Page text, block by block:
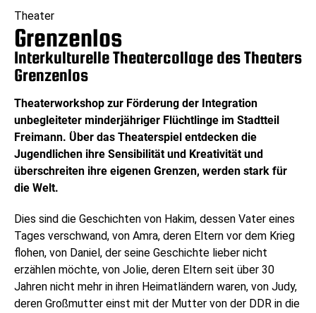
Theater
Grenzenlos
Interkulturelle Theatercollage des Theaters
Grenzenlos
Theaterworkshop zur Förderung der Integration
unbegleiteter minderjähriger Flüchtlinge im Stadtteil
Freimann. Über das Theaterspiel entdecken die
Jugendlichen ihre Sensibilität und Kreativität und
überschreiten ihre eigenen Grenzen, werden stark für
die Welt.
Dies sind die Geschichten von Hakim, dessen Vater eines
Tages verschwand, von Amra, deren Eltern vor dem Krieg
flohen, von Daniel, der seine Geschichte lieber nicht
erzählen möchte, von Jolie, deren Eltern seit über 30
Jahren nicht mehr in ihren Heimatländern waren, von Judy,
deren Großmutter einst mit der Mutter von der DDR in die